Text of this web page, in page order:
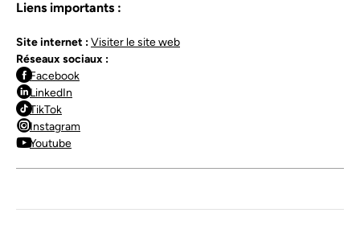
exceptions signalées)
Liens importants :
Site internet :Visiter le site web
Réseaux sociaux :
Facebook
LinkedIn
TikTok
Instagram
Youtube